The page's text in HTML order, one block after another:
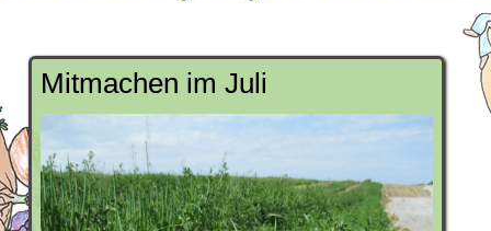
Mitmachen im Juli